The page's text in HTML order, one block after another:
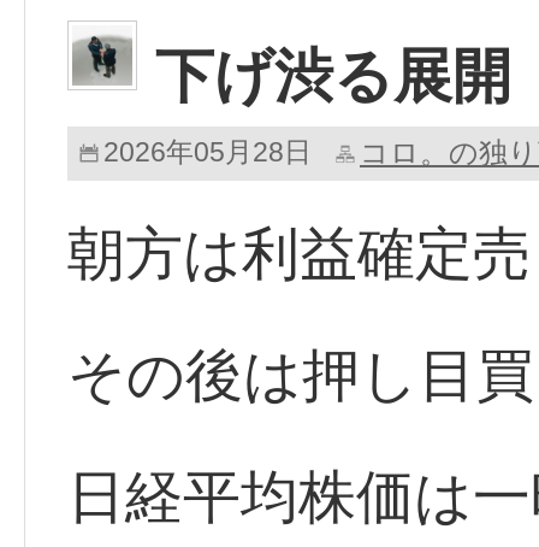
下げ渋る展
2026年05月28日 コロ。の独
朝方は利益確定
その後は押し目
日経平均株価は